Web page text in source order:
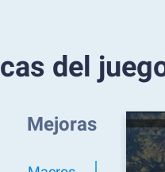
del
Mejoras